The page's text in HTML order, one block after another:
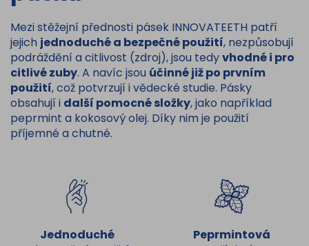
Mezi stěžejní přednosti pásek INNOVATEETH patří
jejich jednoduché a bezpečné použití, nezpůsobují
podráždění a citlivost (zdroj), jsou tedyvhodné i pro
citlivé zuby. A navíc jsou účinné již po prvním
použití, což potvrzují i vědecké studie. Pásky
obsahují i další pomocné složky, jako například
peprmint a kokosový olej. Díky nim je použití
příjemné a chutné.
Jednoduché
Peprmintová